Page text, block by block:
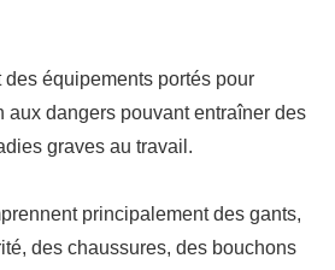
des équipements portés pour
aux dangers pouvant entraîner des
graves au travail.
principalement des gants,
des chaussures, des bouchons